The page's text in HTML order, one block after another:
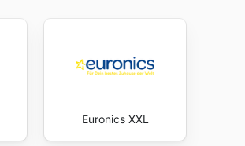
Euronics XXL